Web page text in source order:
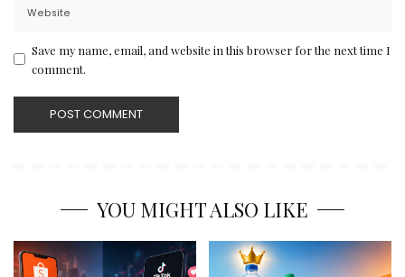
Save my name, email, and website in this browser for the next time I
comment.
YOU MIGHT ALSO LIKE